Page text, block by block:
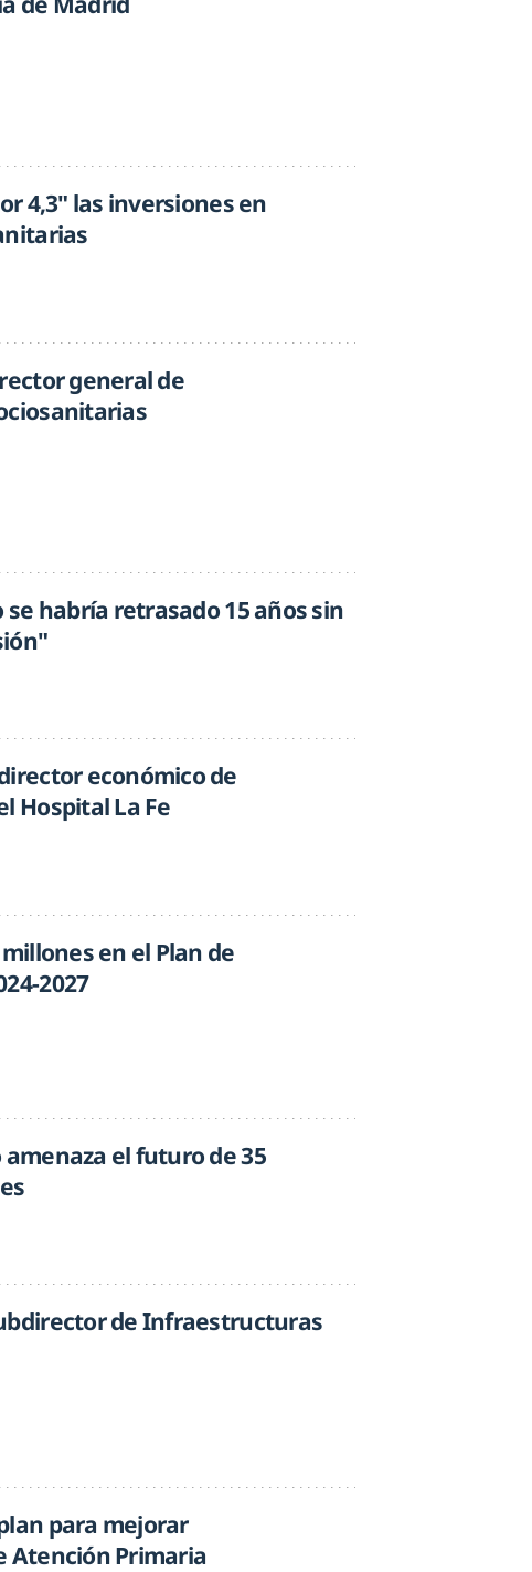
4,3" las inversiones en
general de
se habría retrasado 15 años sin
económico de
Hospital La Fe
en el Plan de
2027
el futuro de 35
de Infraestructuras
para mejorar
Primaria